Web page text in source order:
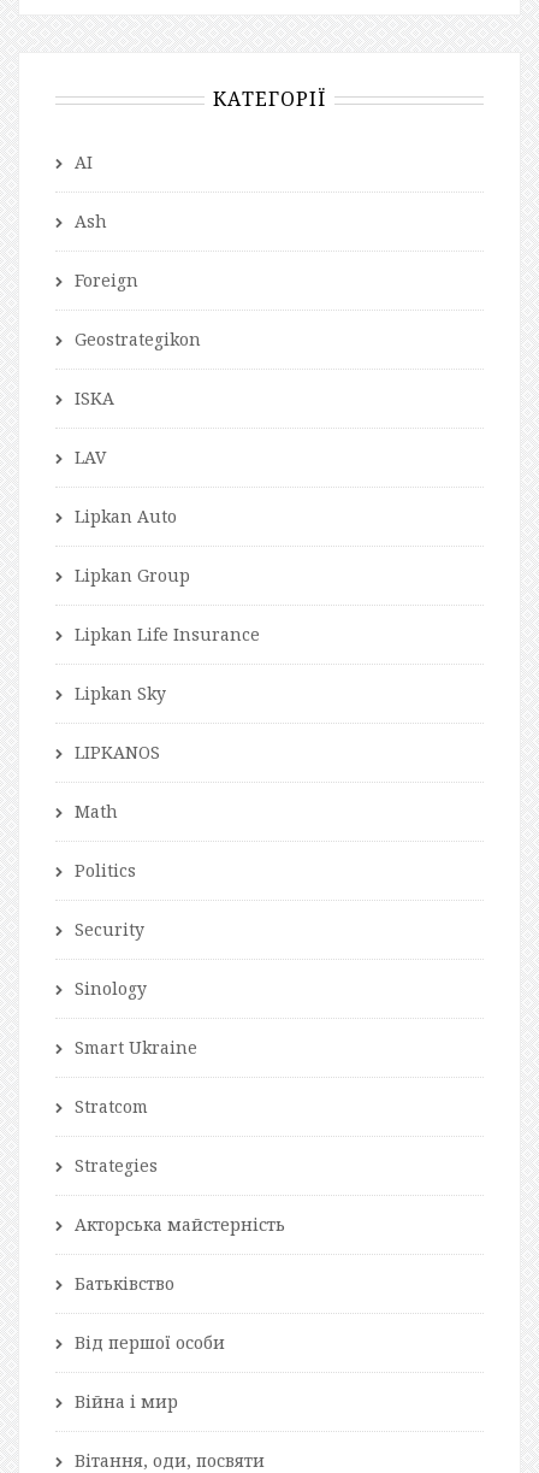
КАТЕГОРІЇ
AI
Ash
Foreign
Geostrategikon
ISKA
LAV
Lipkan Auto
Lipkan Group
Lipkan Life Insurance
Lipkan Sky
LIPKANOS
Math
Politics
Security
Sinology
Smart Ukraine
Stratcom
Strategies
Акторська майстерність
Батьківство
Від першої особи
Війна і мир
Вітання, оди, посвяти